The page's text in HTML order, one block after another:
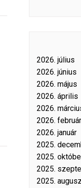
2026. július
2026. június
2026. május
2026. április
2026.
2026. február
2026. január
2025.
2025.
2025.
2025.